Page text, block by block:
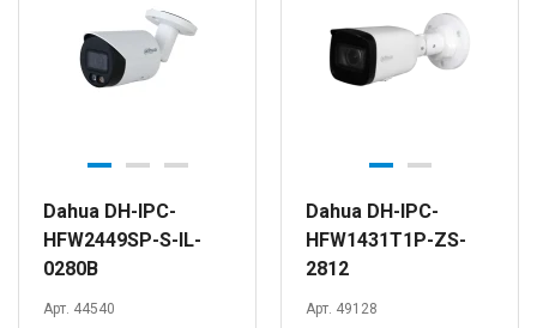
Dahua DH-IPC-
HFW2449SP-S-IL-
0280B
Арт. 44540
Dahua DH-IPC-
HFW1431T1P-ZS-
2812
Арт. 49128